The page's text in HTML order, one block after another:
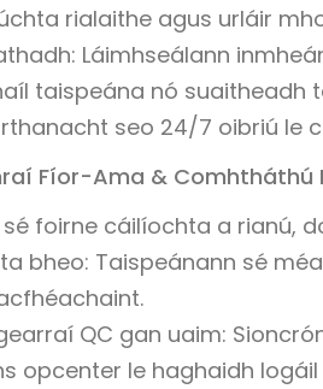
rialaithe agus urláir
Láimhseálann
taispeána nó suaitheadh
seo 24/7 oibriú le
Fíor-Ama & Comhtháthú
foirne cáilíochta a rianú,
bheo: Taispeánann sé
QC gan uaim:
opcenter le haghaidh